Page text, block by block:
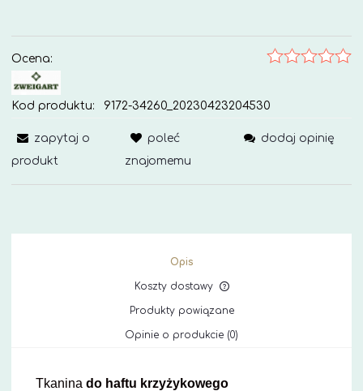
Ocena:
Kod produktu: 9172-34260_20230423204530
zapytaj o
produkt
poleć
znajomemu
dodaj opinię
Opis
Koszty dostawy
Produkty powiązane
Opinie o produkcie (0)
Tkanina do haftu krzyżykowego